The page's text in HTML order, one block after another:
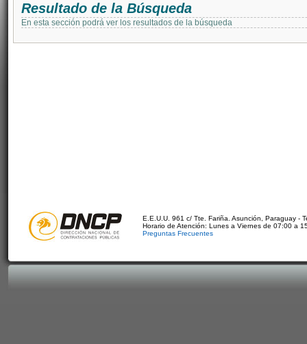
Resultado de la Búsqueda
En esta sección podrá ver los resultados de la búsqueda
E.E.U.U. 961 c/ Tte. Fariña. Asunción, Paraguay -
Horario de Atención: Lunes a Viernes de 07:00 a
Preguntas Frecuentes